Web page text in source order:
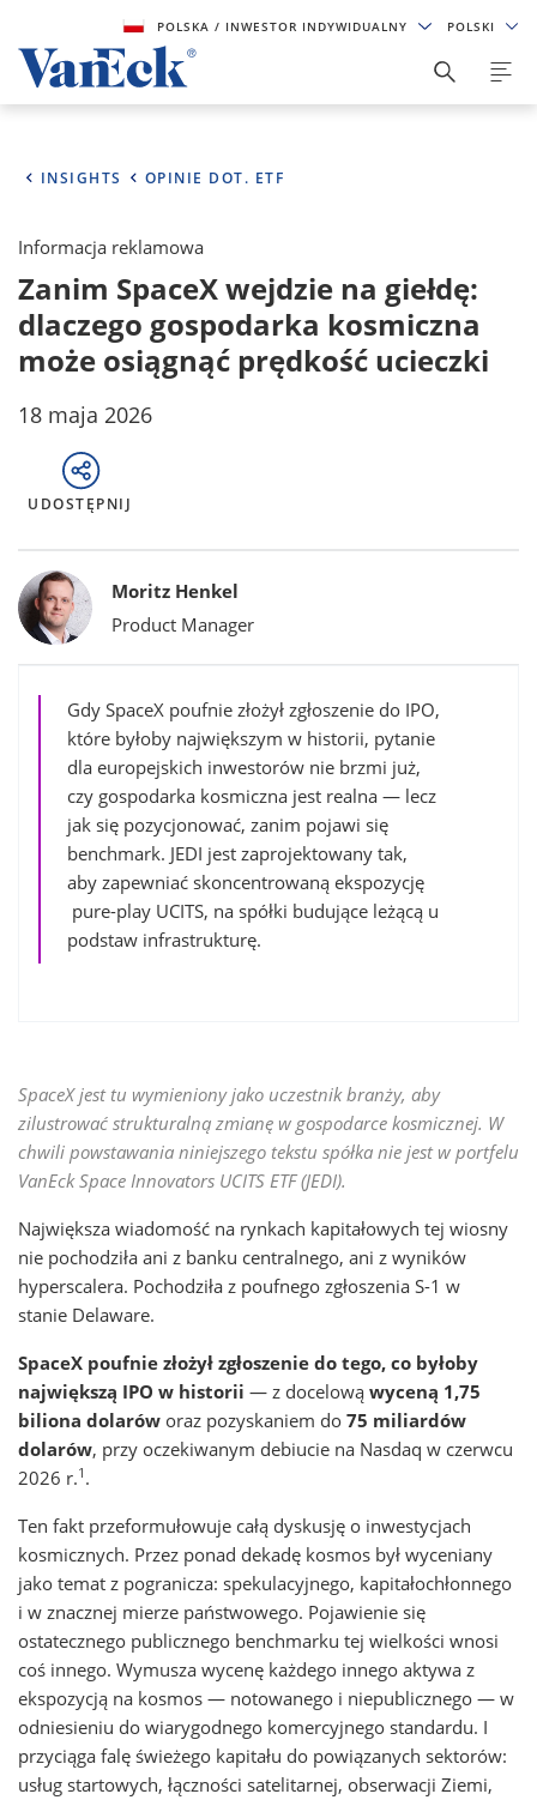
POLSKA/ INWESTOR INDYWIDUALNY POLSKI
INSIGHTS OPINIE DOT. ETF
Informacja reklamowa
Zanim SpaceX wejdzie na giełdę:
dlaczego gospodarka kosmiczna
może osiągnąć prędkość ucieczki
18 maja 2026
UDOSTĘPNIJ
Bylines
Moritz Henkel
Product Manager
Gdy SpaceX poufnie złożył zgłoszenie do IPO,
które byłoby największym w historii, pytanie
dla europejskich inwestorów nie brzmi już,
czy gospodarka kosmiczna jest realna — lecz
jak się pozycjonować, zanim pojawi się
benchmark. JEDI jest zaprojektowany tak,
aby zapewniać skoncentrowaną ekspozycję
pure-play UCITS, na spółki budujące leżącą u
podstaw infrastrukturę.
SpaceX jest tu wymieniony jako uczestnik branży, aby
zilustrować strukturalną zmianę w gospodarce kosmicznej. W
chwili powstawania niniejszego tekstu spółka nie jest w portfelu
VanEck Space Innovators UCITS ETF (JEDI).
Największa wiadomość na rynkach kapitałowych tej wiosny
nie pochodziła ani z banku centralnego, ani z wyników
hyperscalera. Pochodziła z poufnego zgłoszenia S-1 w
stanie Delaware.
SpaceX poufnie złożył zgłoszenie do tego, co byłoby
największą IPO w historii — z docelową wyceną 1,75
biliona dolarów oraz pozyskaniem do 75 miliardów
dolarów, przy oczekiwanym debiucie na Nasdaq w czerwcu
2026 r.1 .
Ten fakt przeformułowuje całą dyskusję o inwestycjach
kosmicznych. Przez ponad dekadę kosmos był wyceniany
jako temat z pogranicza: spekulacyjnego, kapitałochłonnego
i w znacznej mierze państwowego. Pojawienie się
ostatecznego publicznego benchmarku tej wielkości wnosi
coś innego. Wymusza wycenę każdego innego aktywa z
ekspozycją na kosmos — notowanego i niepublicznego — w
odniesieniu do wiarygodnego komercyjnego standardu. I
przyciąga falę świeżego kapitału do powiązanych sektorów:
usług startowych, łączności satelitarnej, obserwacji Ziemi,